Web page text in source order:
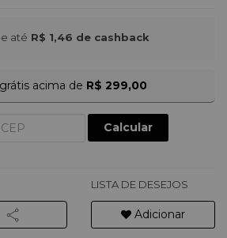
até R$ 1,46 de cashback
acima de R$ 299,00
Calcular
LISTA DE DESEJOS
Adicionar